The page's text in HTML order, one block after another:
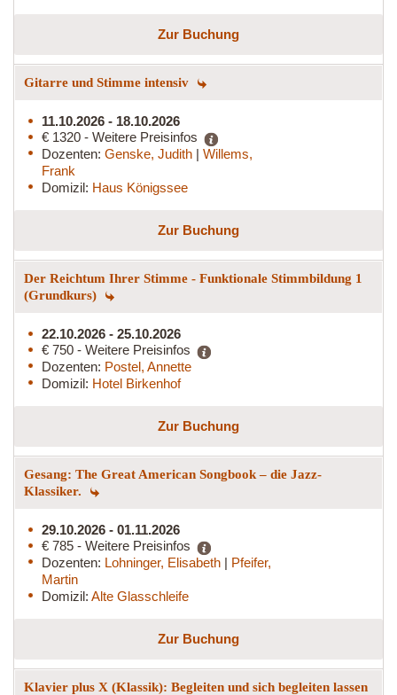
Zur Buchung
Gitarre und Stimme intensiv
11.10.2026 - 18.10.2026
€ 1320 - Weitere Preisinfos
Dozenten: Genske, Judith | Willems,
Frank
Domizil: Haus Königssee
Zur Buchung
Der Reichtum Ihrer Stimme - Funktionale Stimmbildung 1
(Grundkurs)
22.10.2026 - 25.10.2026
€ 750 - Weitere Preisinfos
Dozenten: Postel, Annette
Domizil: Hotel Birkenhof
Zur Buchung
Gesang: The Great American Songbook – die Jazz-
Klassiker.
29.10.2026 - 01.11.2026
€ 785 - Weitere Preisinfos
Dozenten: Lohninger, Elisabeth | Pfeifer,
Martin
Domizil: Alte Glasschleife
Zur Buchung
Klavier plus X (Klassik): Begleiten und sich begleiten lassen